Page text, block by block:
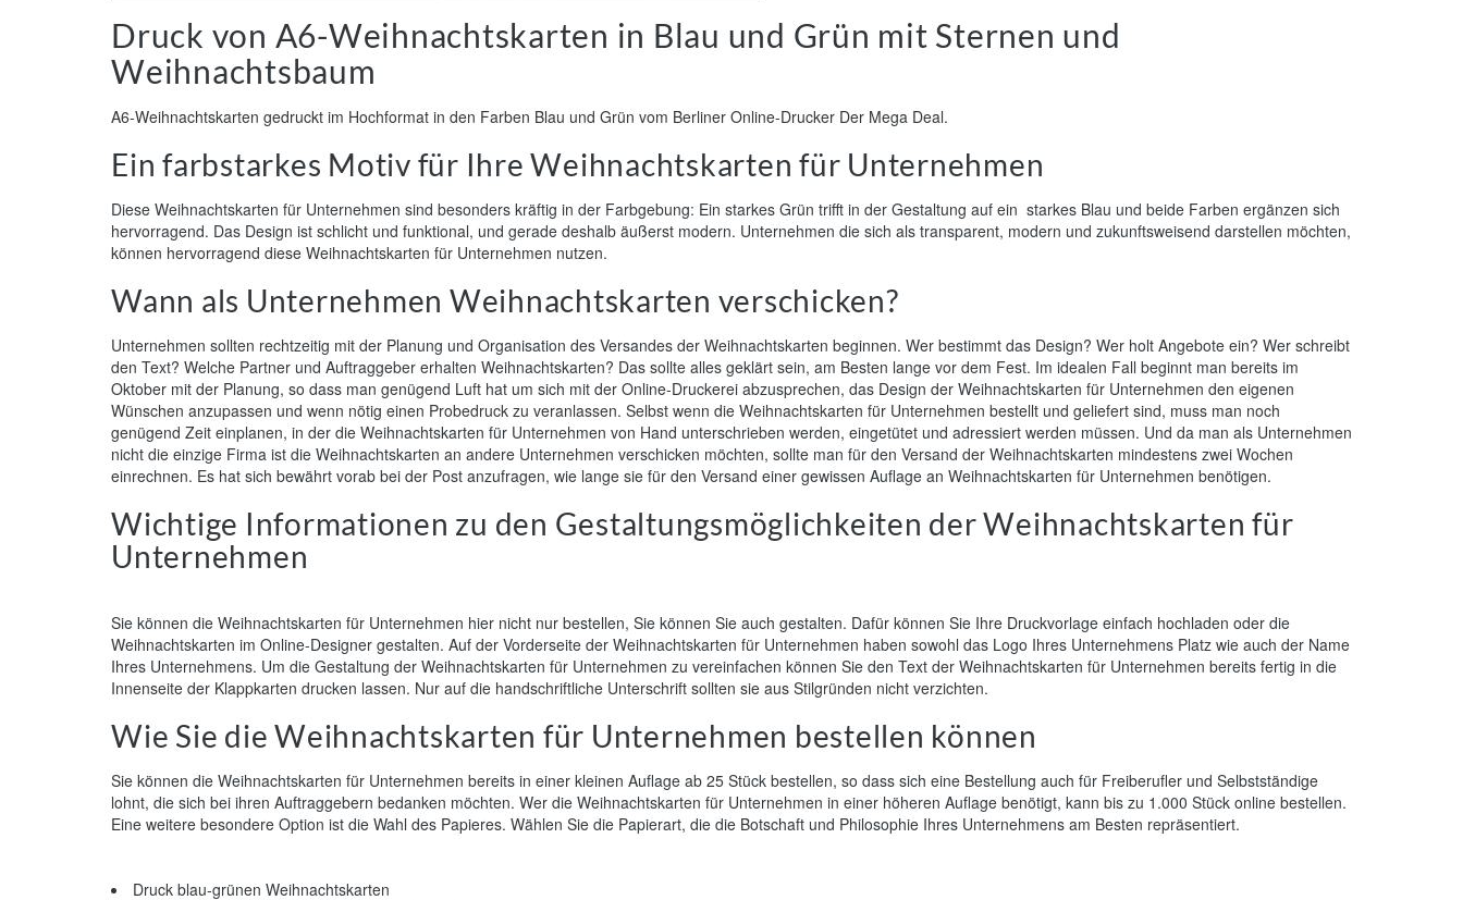
Druck von A6-Weihnachtskarten in Blau und Grün mit Sternen und
Weihnachtsbaum
A6-Weihnachtskarten gedruckt im Hochformat in den Farben Blau und Grün vom Berliner Online-Drucker Der Mega Deal.
Ein farbstarkes Motiv für Ihre Weihnachtskarten für Unternehmen
Diese Weihnachtskarten für Unternehmen sind besonders kräftig in der Farbgebung: Ein starkes Grün trifft in der Gestaltung auf ein starkes Blau und beide Farben ergänzen sich
hervorragend. Das Design ist schlicht und funktional, und gerade deshalb äußerst modern. Unternehmen die sich als transparent, modern und zukunftsweisend darstellen möchten,
können hervorragend diese Weihnachtskarten für Unternehmen nutzen.
Wann als Unternehmen Weihnachtskarten verschicken?
Unternehmen sollten rechtzeitig mit der Planung und Organisation des Versandes der Weihnachtskarten beginnen. Wer bestimmt das Design? Wer holt Angebote ein? Wer schreibt
den Text? Welche Partner und Auftraggeber erhalten Weihnachtskarten? Das sollte alles geklärt sein, am Besten lange vor dem Fest. Im idealen Fall beginnt man bereits im
Oktober mit der Planung, so dass man genügend Luft hat um sich mit der Online-Druckerei abzusprechen, das Design der Weihnachtskarten für Unternehmen den eigenen
Wünschen anzupassen und wenn nötig einen Probedruck zu veranlassen. Selbst wenn die Weihnachtskarten für Unternehmen bestellt und geliefert sind, muss man noch
genügend Zeit einplanen, in der die Weihnachtskarten für Unternehmen von Hand unterschrieben werden, eingetütet und adressiert werden müssen. Und da man als Unternehmen
nicht die einzige Firma ist die Weihnachtskarten an andere Unternehmen verschicken möchten, sollte man für den Versand der Weihnachtskarten mindestens zwei Wochen
einrechnen. Es hat sich bewährt vorab bei der Post anzufragen, wie lange sie für den Versand einer gewissen Auflage an Weihnachtskarten für Unternehmen benötigen.
Wichtige Informationen zu den Gestaltungsmöglichkeiten der Weihnachtskarten für
Unternehmen
Sie können die Weihnachtskarten für Unternehmen hier nicht nur bestellen, Sie können Sie auch gestalten. Dafür können Sie Ihre Druckvorlage einfach hochladen oder die
Weihnachtskarten im Online-Designer gestalten. Auf der Vorderseite der Weihnachtskarten für Unternehmen haben sowohl das Logo Ihres Unternehmens Platz wie auch der Name
Ihres Unternehmens. Um die Gestaltung der Weihnachtskarten für Unternehmen zu vereinfachen können Sie den Text der Weihnachtskarten für Unternehmen bereits fertig in die
Innenseite der Klappkarten drucken lassen. Nur auf die handschriftliche Unterschrift sollten sie aus Stilgründen nicht verzichten.
Wie Sie die Weihnachtskarten für Unternehmen bestellen können
Sie können die Weihnachtskarten für Unternehmen bereits in einer kleinen Auflage ab 25 Stück bestellen, so dass sich eine Bestellung auch für Freiberufler und Selbstständige
lohnt, die sich bei ihren Auftraggebern bedanken möchten. Wer die Weihnachtskarten für Unternehmen in einer höheren Auflage benötigt, kann bis zu 1.000 Stück online bestellen.
Eine weitere besondere Option ist die Wahl des Papieres. Wählen Sie die Papierart, die die Botschaft und Philosophie Ihres Unternehmens am Besten repräsentiert.
Druck blau-grünen Weihnachtskarten